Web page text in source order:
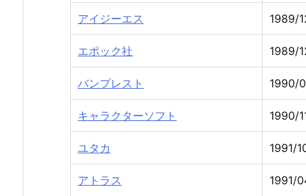
アイジーエス 1989/
エポック社 1989/
バンプレスト 1990/
キャラクターソフト 1990/
ユタカ 1991/
アトラス 1991/